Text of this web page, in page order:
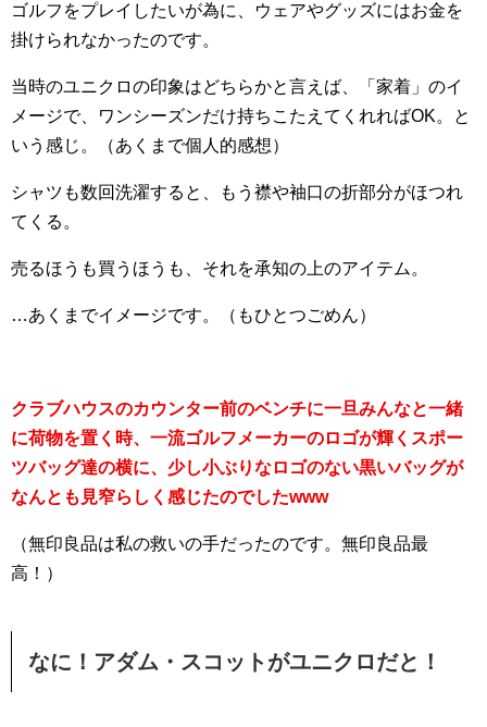
ゴルフをプレイしたいが為に、ウェアやグッズにはお金を
掛けられなかったのです。
当時のユニクロの印象はどちらかと言えば、「家着」のイ
メージで、ワンシーズンだけ持ちこたえてくれればOK。と
いう感じ。（あくまで個人的感想）
シャツも数回洗濯すると、もう襟や袖口の折部分がほつれ
てくる。
売るほうも買うほうも、それを承知の上のアイテム。
…あくまでイメージです。（もひとつごめん）
クラブハウスのカウンター前のベンチに一旦みんなと一緒
に荷物を置く時、一流ゴルフメーカーのロゴが輝くスポー
ツバッグ達の横に、少し小ぶりなロゴのない黒いバッグが
なんとも見窄らしく感じたのでしたwww
（無印良品は私の救いの手だったのです。無印良品最
高！）
なに！アダム・スコットがユニクロだと！